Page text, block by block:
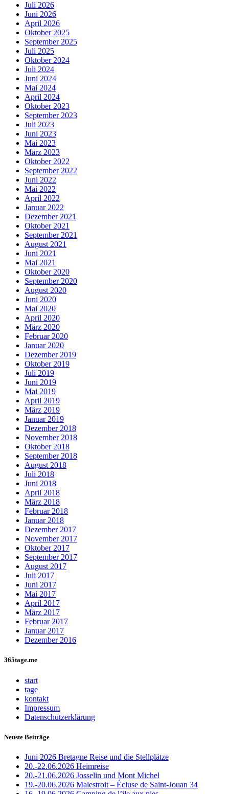
Juli 2026
Juni 2026
April 2026
Oktober 2025
September 2025
Juli 2025
Oktober 2024
Juli 2024
Juni 2024
Mai 2024
April 2024
Oktober 2023
September 2023
Juli 2023
Juni 2023
Mai 2023
März 2023
Oktober 2022
September 2022
Juni 2022
Mai 2022
April 2022
Januar 2022
Dezember 2021
Oktober 2021
September 2021
August 2021
Juni 2021
Mai 2021
Oktober 2020
September 2020
August 2020
Juni 2020
Mai 2020
April 2020
März 2020
Februar 2020
Januar 2020
Dezember 2019
Oktober 2019
Juli 2019
Juni 2019
Mai 2019
April 2019
März 2019
Januar 2019
Dezember 2018
November 2018
Oktober 2018
September 2018
August 2018
Juli 2018
Juni 2018
April 2018
März 2018
Februar 2018
Januar 2018
Dezember 2017
November 2017
Oktober 2017
September 2017
August 2017
Juli 2017
Juni 2017
Mai 2017
April 2017
März 2017
Februar 2017
Januar 2017
Dezember 2016
365tage.me
start
tage
kontakt
Impressum
Datenschutzerklärung
Neuste Beiträge
Juni 2026 Bretagne Reise und die Stellplätze
20.-22.06.2026 Heimreise
20.-21.06.2026 Josselin und Mont Michel
19.-20.06.2026 Malestroit – Écluse de Saint-Jouan 34